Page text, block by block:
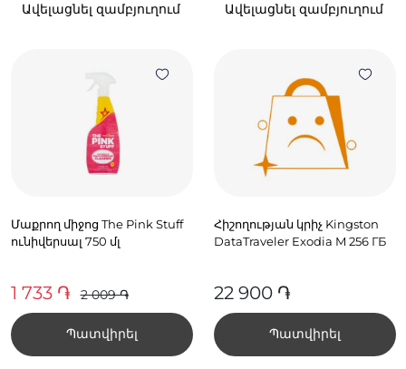
Ավելացնել զամբյուղում Ավելացնել զամբյուղում
Մաքրող միջոց The Pink Stuff
ունիվերսալ 750 մլ
1 733 ֏ 2 009 ֏
Պատվիրել
Հիշողության կրիչ Kingston
DataTraveler Exodia M 256 ГБ
22 900 ֏
Պատվիրել